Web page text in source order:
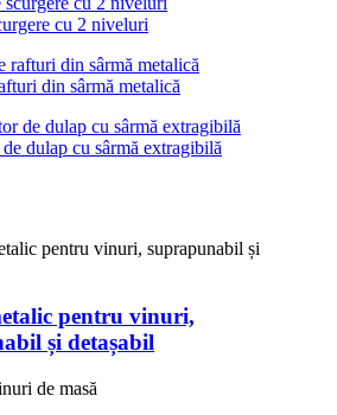
cu 2 niveluri
din sârmă metalică
dulap cu sârmă extragibilă
pentru vinuri,
și detașabil